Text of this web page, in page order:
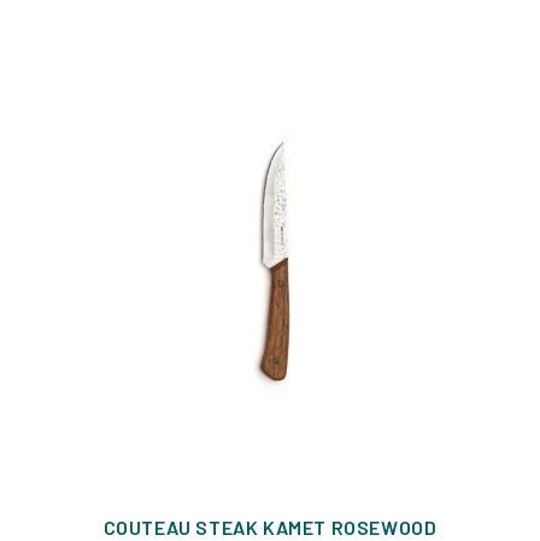
COUTEAU STEAK KAMET ROSEWOOD